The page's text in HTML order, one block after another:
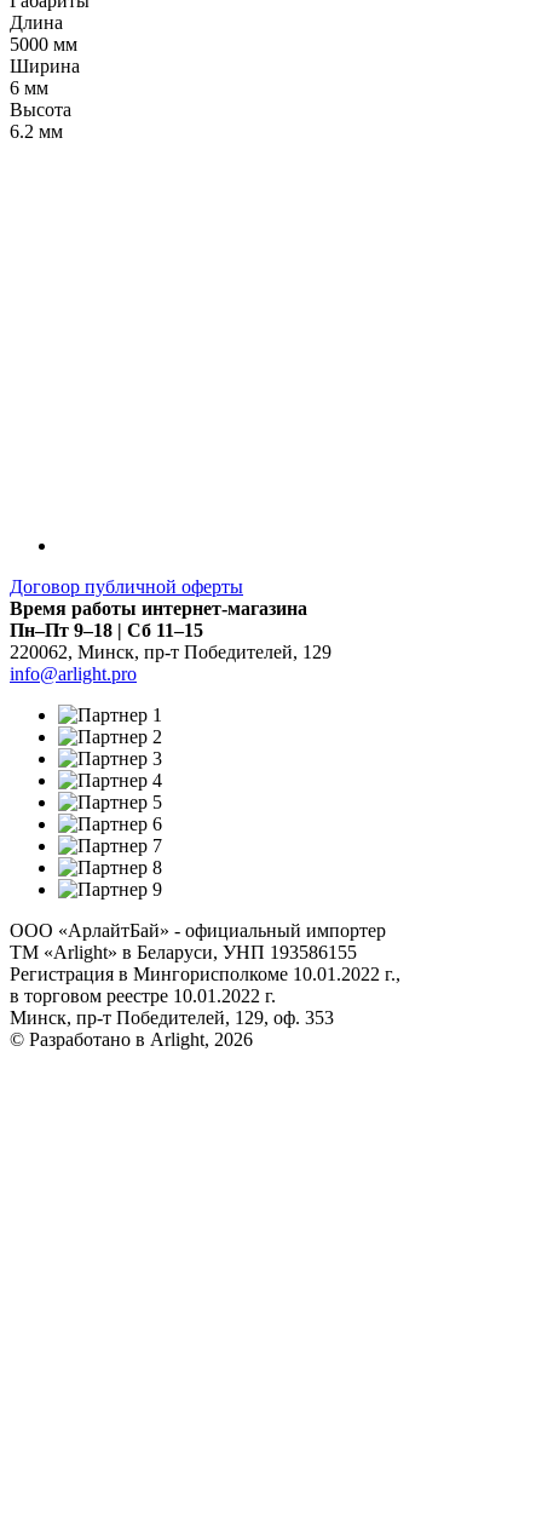
Длина
5000 мм
Ширина
6 мм
Высота
6.2 мм
Договор публичной оферты
Время работы интернет-магазина
Пн–Пт 9–18 | Сб 11–15
220062, Минск, пр-т Победителей, 129
info@arlight.pro
ООО «АрлайтБай» - официальный импортер
ТМ «Arlight» в Беларуси, УНП 193586155
Регистрация в Мингорисполкоме 10.01.2022 г.,
в торговом реестре 10.01.2022 г.
Минск, пр-т Победителей, 129, оф. 353
© Разработано в Arlight, 2026